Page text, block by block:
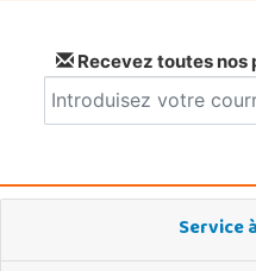
Recevez toutes
Service